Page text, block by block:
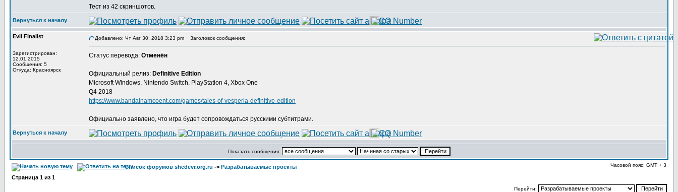
Тест из 42 скриншотов.
Вернуться к началу
Evil Finalist
Зарегистрирован:
12.01.2015
Сообщения: 5
Откуда: Красноярск
Добавлено: Чт Авг 30, 2018 3:23 pm Заголовок сообщения:
Статус перевода: Отменён
Официальный релиз: Definitive Edition
Microsoft Windows, Nintendo Switch, PlayStation 4, Xbox One
Q4 2018
https://www.bandainamcoent.com/games/tales-of-vesperia-definitive-edition
Официально заявлено, что игра будет сопровождаться русскими субтитрами.
Вернуться к началу
Показать сообщения:
Список форумов shedevr.org.ru -> Разрабатываемые проекты Часовой пояс: GMT + 3
Страница 1 из 1
Перейти: